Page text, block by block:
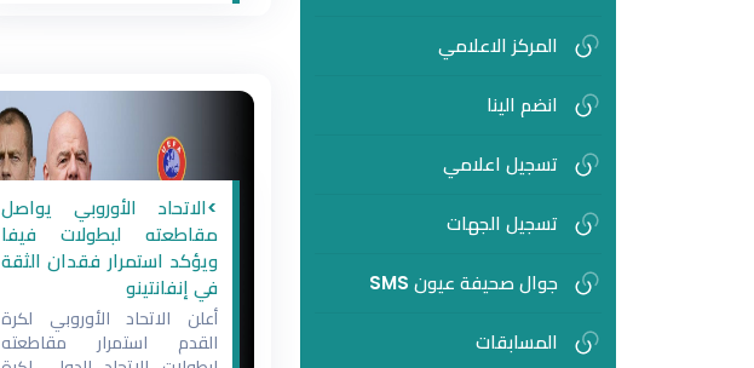
المركز الاعلامي
انضم الينا
تسجيل اعلامي
تسجيل الجهات
جوال صحيفة عيون SMS
المسابقات
أعمال المؤتمر بجلسةٍ افتتاحيةٍ
رسمية، يعقبها خمس جلساتٍ
علميةٍ حضورية تُعقد في
المملكة الأردنية الهاشمية،
فيما تُعقد
>الاتحاد الأوروبي يواصل
مقاطعته لبطولات فيفا
ويؤكد استمرار فقدان الثقة
في إنفانتينو
أعلن الاتحاد الأوروبي لكرة
القدم استمرار مقاطعته